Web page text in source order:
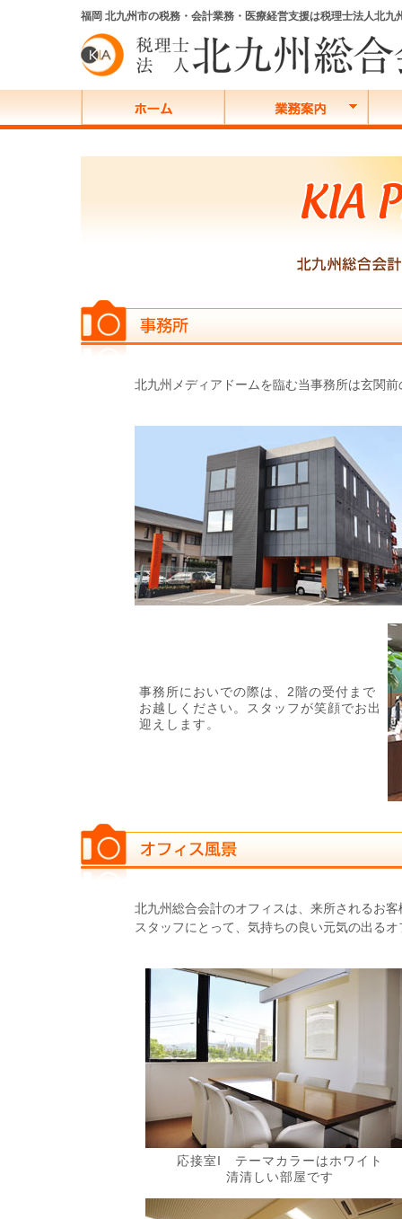
福岡 北九州市の税務・会計業務・医療経営支援は税理士法人北九
北九州メディアドームを臨む当事務所は玄関
事務所においでの際は、2階の受付まで
お越しください。スタッフが笑顔でお出
迎えします。
北九州総合会計のオフィスは、来所されるお
スタッフにとって、気持ちの良い元気の出る
応接室I テーマカラーはホワイト
清清しい部屋です